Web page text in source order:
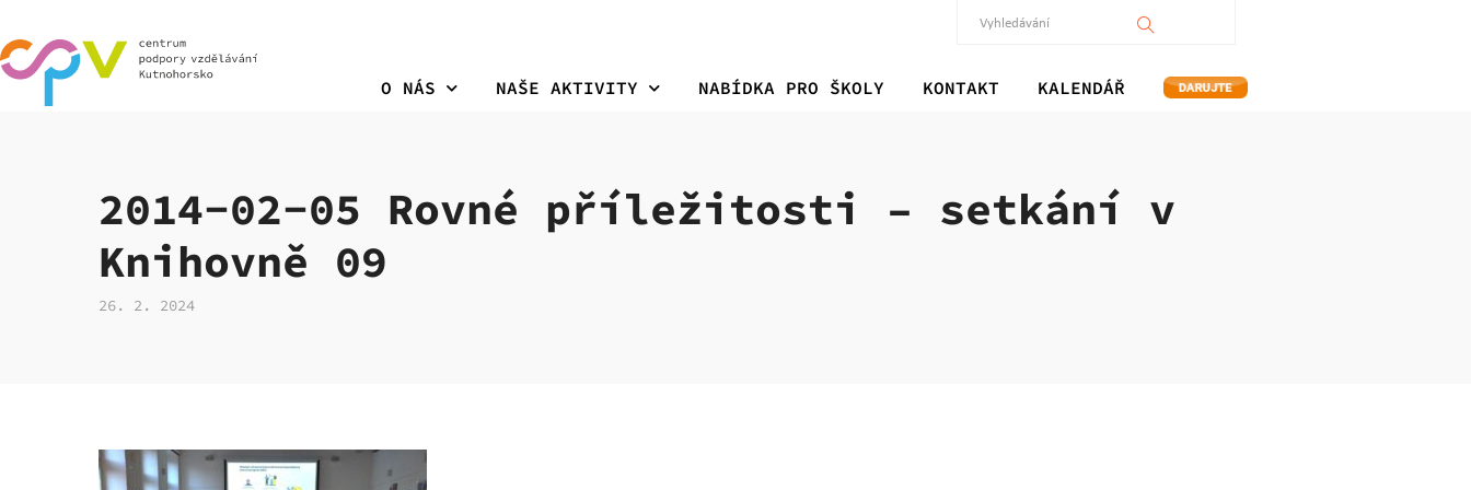
O NÁS NAŠE AKTIVITY NABÍDKA PRO ŠKOLY KONTAKT KALENDÁŘ
2014-02-05 Rovné příležitosti – setkání v
Knihovně 09
26. 2. 2024